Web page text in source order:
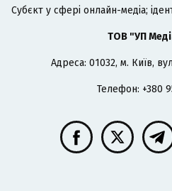
Cубєкт у сфері онлайн-медіа;
ТОВ "УП
Адреса: 01032, м. Київ,
Телефон: +380